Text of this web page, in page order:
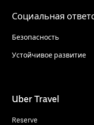
Социальная
Безопасность
Устойчивое развитие
Uber Travel
Reserve